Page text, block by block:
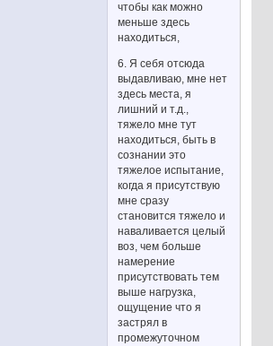
чтобы как можно
меньше здесь
находиться,
6. Я себя отсюда
выдавливаю, мне нет
здесь места, я
лишний и т.д.,
тяжело мне тут
находиться, быть в
сознании это
тяжелое испытание,
когда я присутствую
мне сразу
становится тяжело и
наваливается целый
воз, чем больше
намерение
присутствовать тем
выше нагрузка,
ощущение что я
застрял в
промежуточном